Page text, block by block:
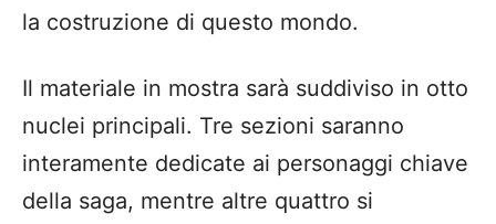
la costruzione di questo mondo.
Il materiale in mostra sarà suddiviso in otto
nuclei principali. Tre sezioni saranno
interamente dedicate ai personaggi chiave
della saga, mentre altre quattro si